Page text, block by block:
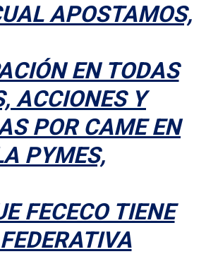
APOSTAMOS,
EN TODAS
ACCIONES Y
POR CAME EN
PYMES,
FECECO TIENE